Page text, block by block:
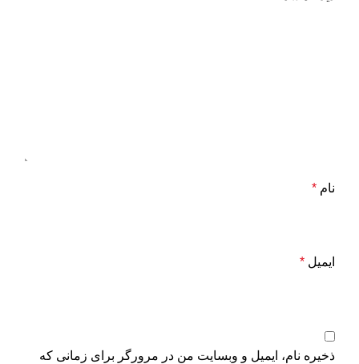
نام *
ایمیل *
ذخیره نام، ایمیل و وبسایت من در مرورگر برای زمانی که